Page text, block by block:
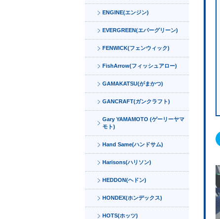
ENGINE(エンジン)
EVERGREEN(エバーグリーン)
FENWICK(フェンウィック)
FishArrow(フィッシュアロー)
GAMAKATSU(がまかつ)
GANCRAFT(ガンクラフト)
Gary YAMAMOTO (ゲーリーヤマ
モト)
Hand Same(ハンドサム)
Harisons(ハリソン)
HEDDON(ヘドン)
HONDEX(ホンデックス)
HOTS(ホッツ)